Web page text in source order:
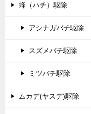
蜂（ハチ）駆除
アシナガバチ駆除
スズメバチ駆除
ミツバチ駆除
ムカデ(ヤスデ)駆除